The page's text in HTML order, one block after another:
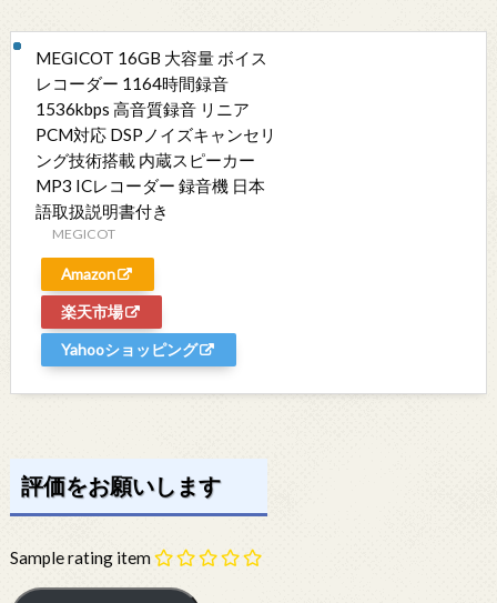
MEGICOT 16GB 大容量 ボイス
レコーダー 1164時間録音
1536kbps 高音質録音 リニア
PCM対応 DSPノイズキャンセリ
ング技術搭載 内蔵スピーカー
MP3 ICレコーダー 録音機 日本
語取扱説明書付き
MEGICOT
Amazon
楽天市場
Yahooショッピング
評価をお願いします
Sample rating item